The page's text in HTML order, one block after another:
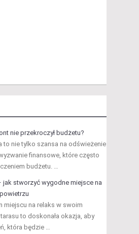
nie przekroczył budżetu?
to nie tylko szansa na odświeżenie
finansowe, które często
budżetu. …
jak stworzyć wygodne miejsce na
miejscu na relaks w swoim
to doskonała okazja, aby
która będzie …